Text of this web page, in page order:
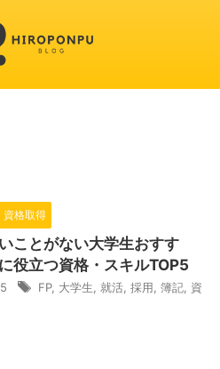
資格取得
いことがない大学生おすす
役立つ資格・スキルTOP5
FP, 大学生 就活 採用 簿記 資